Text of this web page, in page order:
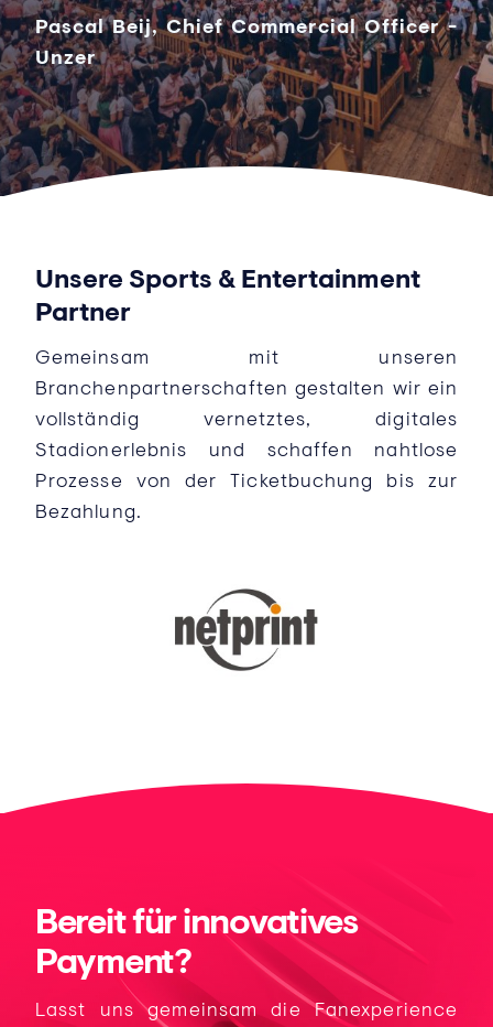
Pascal Beij, Chief Commercial Officer -
Unzer
Unsere Sports & Entertainment
Partner
Gemeinsam mit unseren
Branchenpartnerschaften gestalten wir ein
vollständig vernetztes, digitales
Stadionerlebnis und schaffen nahtlose
Prozesse von der Ticketbuchung bis zur
Bezahlung.
Bereit für innovatives
Payment?
Lasst uns gemeinsam die Fanexperience